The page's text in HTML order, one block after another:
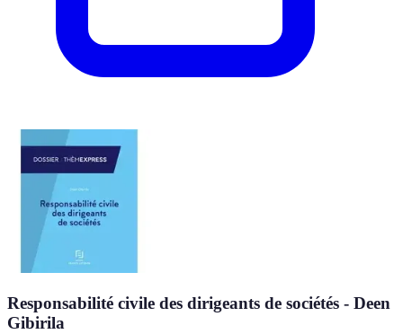
Responsabilité civile des dirigeants de sociétés - Deen
Gibirila